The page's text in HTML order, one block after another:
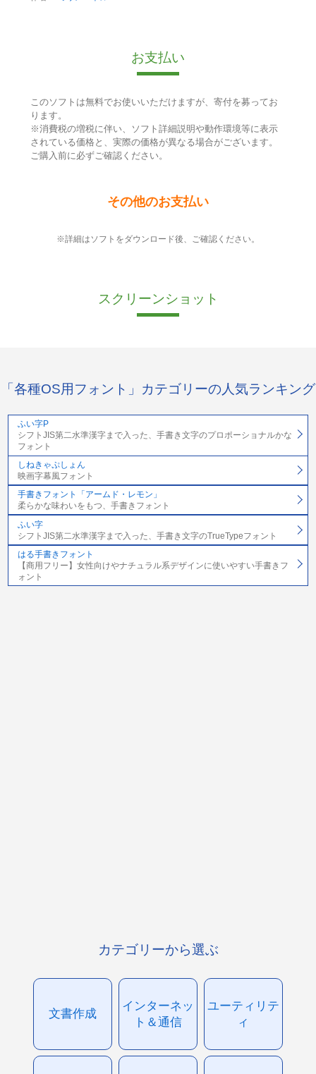
お支払い
このソフトは無料でお使いいただけますが、寄付を募ってお
ります。
※消費税の増税に伴い、ソフト詳細説明や動作環境等に表示
されている価格と、実際の価格が異なる場合がございます。
ご購入前に必ずご確認ください。
その他のお支払い
※詳細はソフトをダウンロード後、ご確認ください。
スクリーンショット
「各種OS用フォント」カテゴリーの人気ランキング
ふい字P
シフトJIS第二水準漢字まで入った、手書き文字のプロポーショナルかな
フォント
しねきゃぷしょん
映画字幕風フォント
手書きフォント「アームド・レモン」
柔らかな味わいをもつ、手書きフォント
ふい字
シフトJIS第二水準漢字まで入った、手書き文字のTrueTypeフォント
はる手書きフォント
【商用フリー】女性向けやナチュラル系デザインに使いやすい手書きフ
ォント
カテゴリーから選ぶ
文書作成
インターネッ
ト＆通信
ユーティリテ
ィ